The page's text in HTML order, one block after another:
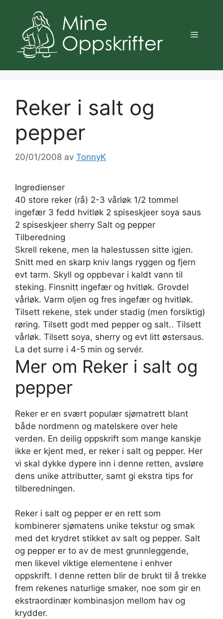
innhold
Meny
Reker i salt og
pepper
20/01/2008 av TonnyK
Ingredienser
40 store reker (rå) 2-3 vårløk 1/2 tommel
ingefær 3 fedd hvitløk 2 spiseskjeer soya saus
2 spiseskjeer sherry Salt og pepper
Tilberedning
Skrell rekene, men la halestussen sitte igjen.
Snitt med en skarp kniv langs ryggen og fjern
evt tarm. Skyll og oppbevar i kaldt vann til
steking. Finsnitt ingefær og hvitløk. Grovdel
vårløk. Varm oljen og fres ingefær og hvitløk.
Tilsett rekene, stek under stadig (men forsiktig)
røring. Tilsett godt med pepper og salt.. Tilsett
vårløk. Tilsett soya, sherry og evt litt østersaus.
La det surre i 4-5 min og servér.
Mer om Reker i salt og
pepper
Reker er en svært populær sjømatrett blant
både nordmenn og matelskere over hele
verden. En deilig oppskrift som mange kanskje
ikke er kjent med, er reker i salt og pepper. Her
vi skal dykke dypere inn i denne retten, avsløre
dens unike attributter, samt gi ekstra tips for
tilberedningen.
Reker i salt og pepper er en rett som
kombinerer sjømatens unike tekstur og smak
med det krydret stikket av salt og pepper. Salt
og pepper er to av de mest grunnleggende,
men likevel viktige elementene i enhver
oppskrift. I denne retten blir de brukt til å trekke
frem rekenes naturlige smaker, noe som gir en
ekstraordinær kombinasjon mellom hav og
krydder.